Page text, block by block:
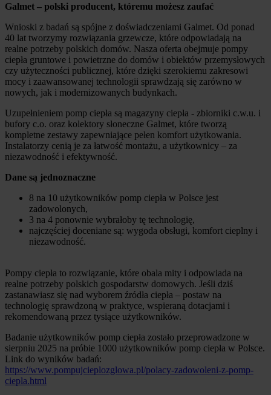
Galmet – polski producent, któremu możesz zaufać
Wnioski z badań są spójne z doświadczeniami Galmet. Od ponad
40 lat tworzymy rozwiązania grzewcze, które odpowiadają na
realne potrzeby polskich domów. Nasza oferta obejmuje pompy
ciepła gruntowe i powietrzne do domów i obiektów przemysłowych
czy użyteczności publicznej, które dzięki szerokiemu zakresowi
mocy i zaawansowanej technologii sprawdzają się zarówno w
nowych, jak i modernizowanych budynkach.
Uzupełnieniem pomp ciepła są magazyny ciepła - zbiorniki c.w.u. i
bufory c.o. oraz kolektory słoneczne Galmet, które tworzą
kompletne zestawy zapewniające pełen komfort użytkowania.
Instalatorzy cenią je za łatwość montażu, a użytkownicy – za
niezawodność i efektywność.
Dane są jednoznaczne
8 na 10 użytkowników pomp ciepła w Polsce jest
zadowolonych,
3 na 4 ponownie wybrałoby tę technologię,
najczęściej doceniane są: wygoda obsługi, komfort cieplny i
niezawodność.
Pompy ciepła to rozwiązanie, które obala mity i odpowiada na
realne potrzeby polskich gospodarstw domowych. Jeśli dziś
zastanawiasz się nad wyborem źródła ciepła – postaw na
technologię sprawdzoną w praktyce, wspieraną dotacjami i
rekomendowaną przez tysiące użytkowników.
Badanie użytkowników pomp ciepła zostało przeprowadzone w
sierpniu 2025 na próbie 1000 użytkowników pomp ciepła w Polsce.
Link do wyników badań:
https://www.pompujcieplozglowa.pl/polacy-zadowoleni-z-pomp-
ciepla.html